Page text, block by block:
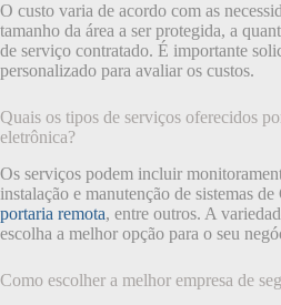
O custo varia de acordo com as
tamanho da área a ser protegida, a
de serviço contratado. É importante
personalizado para avaliar os custos.
Quais os tipos de serviços oferecidos
eletrônica?
Os serviços podem incluir
instalação e manutenção de sistemas
portaria remota, entre outros. A
escolha a melhor opção para o seu
Como escolher a melhor empresa de